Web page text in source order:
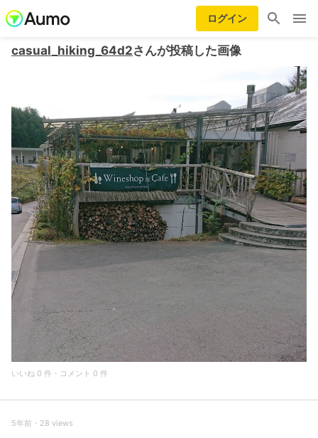
ログイン
casual_hiking_64d2さんが投稿した画像
いいね 0 件・コメント 0 件
5年前・28 views